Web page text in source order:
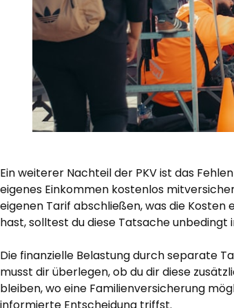
Ein weiterer Nachteil der PKV ist das
eigenes Einkommen kostenlos
eigenen Tarif abschließen, was die
hast, solltest du diese Tatsache unbedingt
Die finanzielle Belastung durch separate
musst dir überlegen, ob du dir diese
bleiben, wo eine Familienversicherung